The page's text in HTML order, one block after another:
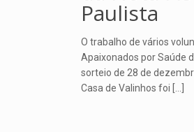
Paulista
O trabalho de vários
Apaixonados por Saúde
sorteio de 28 de
Casa de Valinhos foi